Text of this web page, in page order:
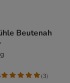
Beutenah
(3)